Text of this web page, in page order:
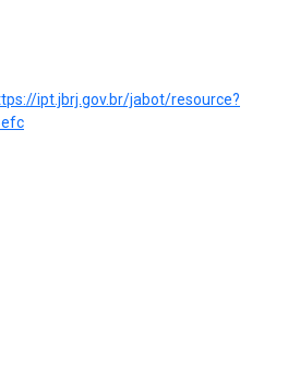
ipt.jbrj.gov.br/jabot/resource?